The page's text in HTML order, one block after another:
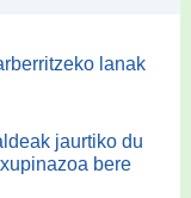
lanak
jaurtiko du
bere